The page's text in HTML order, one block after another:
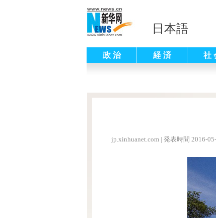
日本語
政 治 経 済 社
jp.xinhuanet.com | 発表時間 2016-